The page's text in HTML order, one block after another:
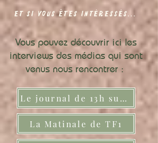
ET SI VOUS êtes intéressés...
Vous pouvez découvrir ici les
interviews des médias qui sont
venus nous rencontrer :
Le journal de 13h sur France 2
La Matinale de TF1